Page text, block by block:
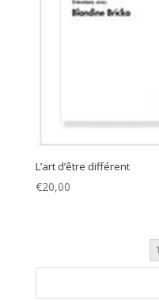
L’art d’être différent
€20,00
1